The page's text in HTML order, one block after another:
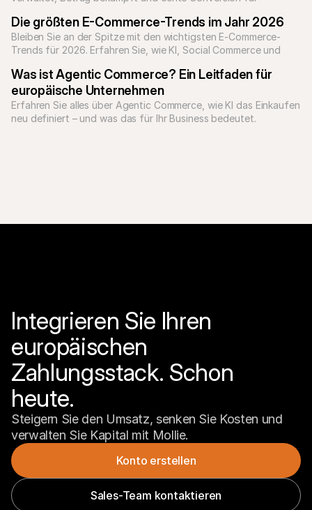
Die größten E-Commerce-Trends im Jahr 2026
Bleiben Sie an der Spitze mit den wichtigsten E-Commerce-
Trends für 2026. Erfahren Sie, wie KI, Social Commerce und
Was ist Agentic Commerce? Ein Leitfaden für
europäische Unternehmen
Erfahren Sie alles über Agentic Commerce, wie KI das Einkaufen
Integrieren Sie Ihren
europäischen
Zahlungsstack. Schon
heute.
Steigern Sie den Umsatz, senken Sie Kosten und
verwalten Sie Kapital mit Mollie.
Konto erstellen
Sales-Team kontaktieren